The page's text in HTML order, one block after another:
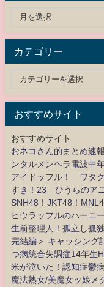
カテゴリー
おすすめサイト
おすすめサイト
おネコさん的まとめ速
ンタルメンヘラ電波中
アイドッフル！ ワタ
すき！23 ひうらのア
SNH48！JKT48！
ヒウラッフルのハーニ
生前整理人！孤立し孤
完結編＞ キャッシング
つ病統合失調症14年生
米が泣いた！認知症鬱
魔法熟女/美魔女ッ娘メ